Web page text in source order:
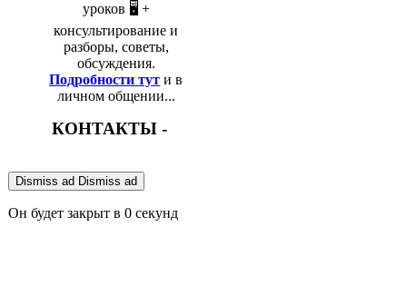
уроков 🖥️ +
консультирование и
разборы, советы,
обсуждения.
Подробности тут и в
личном общении...
КОНТАКТЫ -
Dismiss ad Dismiss ad
Он будет закрыт в 0 секунд